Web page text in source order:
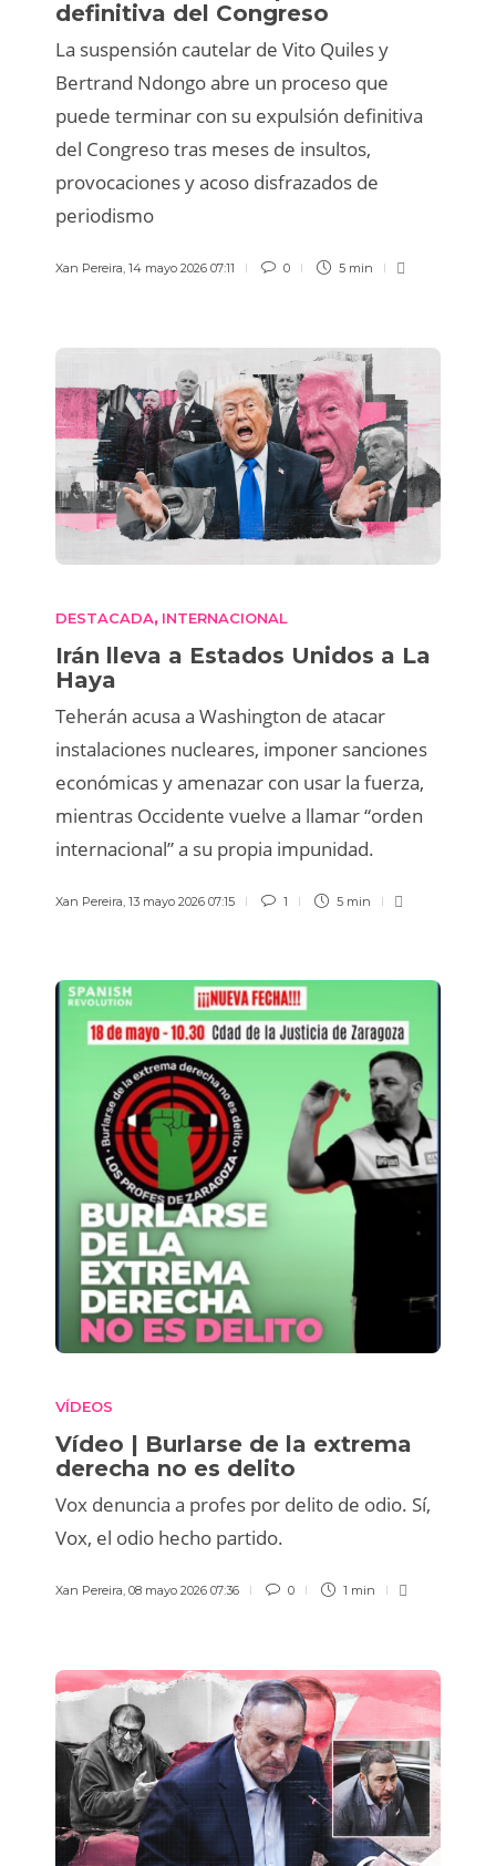
definitiva del Congreso
La suspensión cautelar de Vito Quiles y
Bertrand Ndongo abre un proceso que
puede terminar con su expulsión definitiva
del Congreso tras meses de insultos,
provocaciones y acoso disfrazados de
periodismo
Xan Pereira 14 mayo 2026 07:11 0 5 min
DESTACADA, INTERNACIONAL
Irán lleva a Estados Unidos a La
Haya
Teherán acusa a Washington de atacar
instalaciones nucleares, imponer sanciones
económicas y amenazar con usar la fuerza,
mientras Occidente vuelve a llamar “orden
internacional” a su propia impunidad.
Xan Pereira 13 mayo 2026 07:15 1 5 min
VÍDEOS
Vídeo | Burlarse de la extrema
derecha no es delito
Vox denuncia a profes por delito de odio. Sí,
Vox, el odio hecho partido.
Xan Pereira 08 mayo 2026 07:36 0 1 min